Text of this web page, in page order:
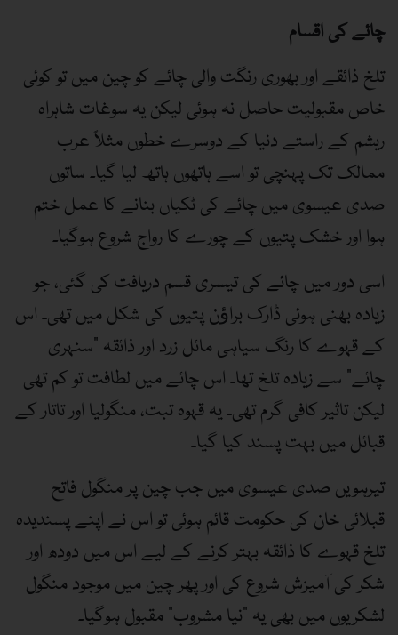
چائے کی اقسام
تلخ ذائقے اور بھوری رنگت والی چائے کو چین میں تو کوئی
خاص مقبولیت حاصل نہ ہوئی لیکن یہ سوغات شاہراہ
ریشم کے راستے دنیا کے دوسرے خطوں مثلاً عرب
ممالک تک پہنچی تو اسے ہاتھوں ہاتھ لیا گیا۔ ساتوں
صدی عیسوی میں چائے کی ٹکیاں بنانے کا عمل ختم
ہوا اور خشک پتیوں کے چورے کا رواج شروع ہوگیا۔
اسی دور میں چائے کی تیسری قسم دریافت کی گئی، جو
زیادہ بھنی ہوئی ڈارک براﺅن پتیوں کی شکل میں تھی۔ اس
کے قہوے کا رنگ سیاہی مائل زرد اور ذائقہ ”سنہری
چائے“ سے زیادہ تلخ تھا۔ اس چائے میں لطافت تو کم تھی
لیکن تاثیر کافی گرم تھی۔ یہ قہوہ تبت، منگولیا اور تاتار کے
قبائل میں بہت پسند کیا گیا۔
تیرہویں صدی عیسوی میں جب چین پر منگول فاتح
قبلائی خان کی حکومت قائم ہوئی تو اس نے اپنے پسندیدہ
تلخ قہوے کا ذائقہ بہتر کرنے کے لیے اس میں دودھ اور
شکر کی آمیزش شروع کی اور پھر چین میں موجود منگول
لشکریوں میں بھی یہ ”نیا مشروب“ مقبول ہوگیا۔